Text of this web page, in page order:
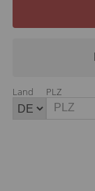
Land PLZ